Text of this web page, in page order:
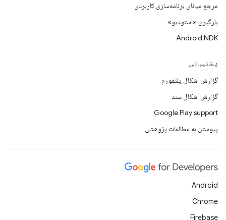
مرجع میانای برنامه‌سازی کاربردی
بارگیری «استودیو»
Android NDK
پشتیبانی
گزارش اشکال پلتفورم
گزارش اشکال سند
Google Play support
پیوستن به مطالعات پژوهشی
Android
Chrome
Firebase